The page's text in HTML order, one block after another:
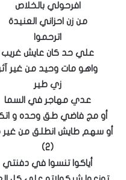
افرحولي بالخلاص
من زن احزاني العنيدة
اترحموا
علي حد كان عايش غريب
واهو مات وحيد من غير
زي طير
عدي مهاجر في السما
أو مج فاضي طق وحده و
أو سهم طايش انطلق من غير
(2)
أياكوا تنسوا في دفنتي